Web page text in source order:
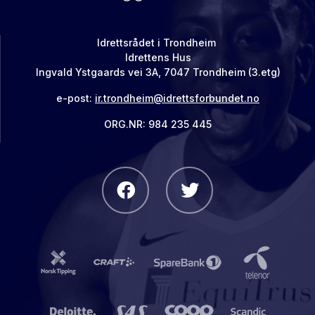
Idrettsrådet i Trondheim
Idrettens Hus
Ingvald Ystgaards vei 3A, 7047 Trondheim (3.etg)
e-post: ir.trondheim@idrettsforbundet.no
ORG.NR: 984 235 445